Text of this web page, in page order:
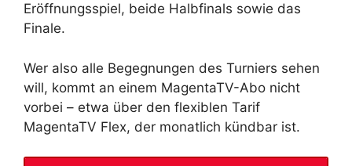
Eröffnungsspiel, beide Halbfinals sowie das
Finale.
Wer also alle Begegnungen des Turniers sehen
will, kommt an einem MagentaTV-Abo nicht
vorbei – etwa über den flexiblen Tarif
MagentaTV Flex, der monatlich kündbar ist.